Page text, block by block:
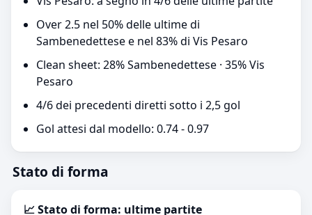
Over 2.5 nel 50% delle ultime di
Sambenedettese e nel 83% di Vis Pesaro
Clean sheet: 28% Sambenedettese · 35% Vis
Pesaro
4/6 dei precedenti diretti sotto i 2,5 gol
Gol attesi dal modello: 0.74 - 0.97
Stato di forma
📈 Stato di forma: ultime partite